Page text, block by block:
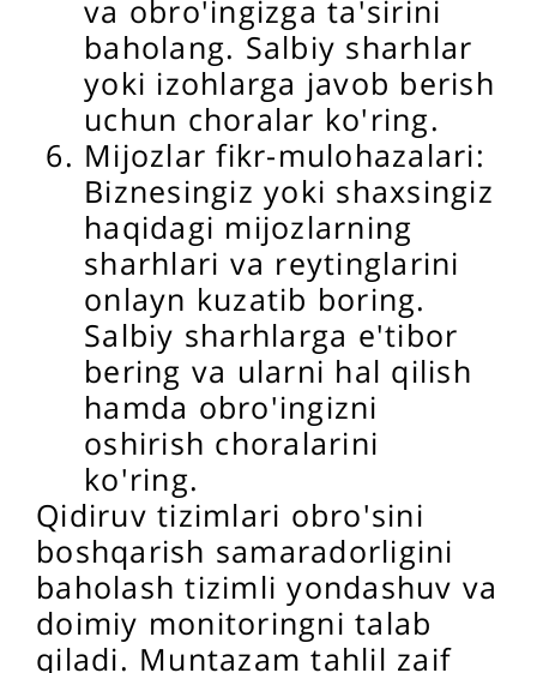
va obro'ingizga ta'sirini
baholang. Salbiy sharhlar
yoki izohlarga javob berish
uchun choralar ko'ring.
Mijozlar fikr-mulohazalari:
Biznesingiz yoki shaxsingiz
haqidagi mijozlarning
sharhlari va reytinglarini
onlayn kuzatib boring.
Salbiy sharhlarga e'tibor
bering va ularni hal qilish
hamda obro'ingizni
oshirish choralarini
ko'ring.
Qidiruv tizimlari obro'sini
boshqarish samaradorligini
baholash tizimli yondashuv va
doimiy monitoringni talab
qiladi. Muntazam tahlil zaif